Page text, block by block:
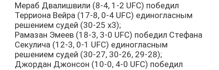
Мераб Двалишвили (8-4, 1-2 UFC) победил
Терриона Вейра (17-8, 0-4 UFC) единогласным
решением судей (30-25 х3);
Рамазан Эмеев (18-3, 3-0 UFC) победил Стефана
Секулича (12-3, 0-1 UFC) единогласным
решением судей (30-27, 30-26, 29-28);
Джордан Джонсон (10-0, 4-0 UFC) победил